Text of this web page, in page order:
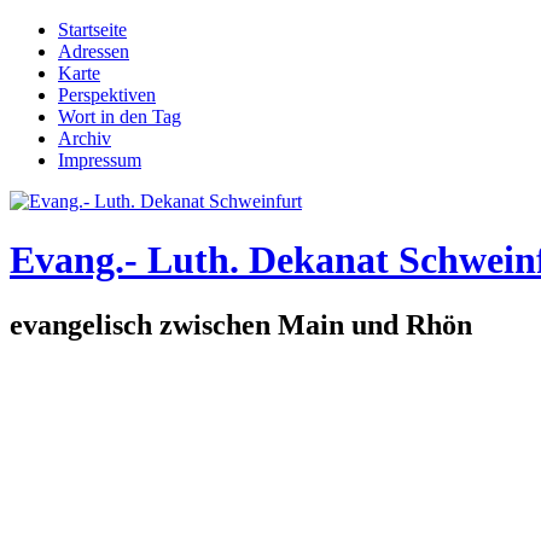
Direkt zum Inhalt
Hauptmenü
Startseite
Adressen
Karte
Perspektiven
Wort in den Tag
Archiv
Impressum
Evang.- Luth. Dekanat
evangelisch zwischen Main und Rhön